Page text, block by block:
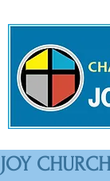
JOY